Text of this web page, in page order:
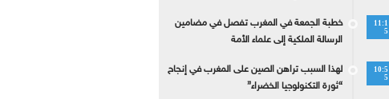
11:1
5
خطبة الجمعة في المغرب تفصل في مضامين
الرسالة الملكية إلى علماء الأمة
10:5
5
لهذا السبب تراهن الصين على المغرب في إنجاح
“ثورة التكنولوجيا الخضراء”